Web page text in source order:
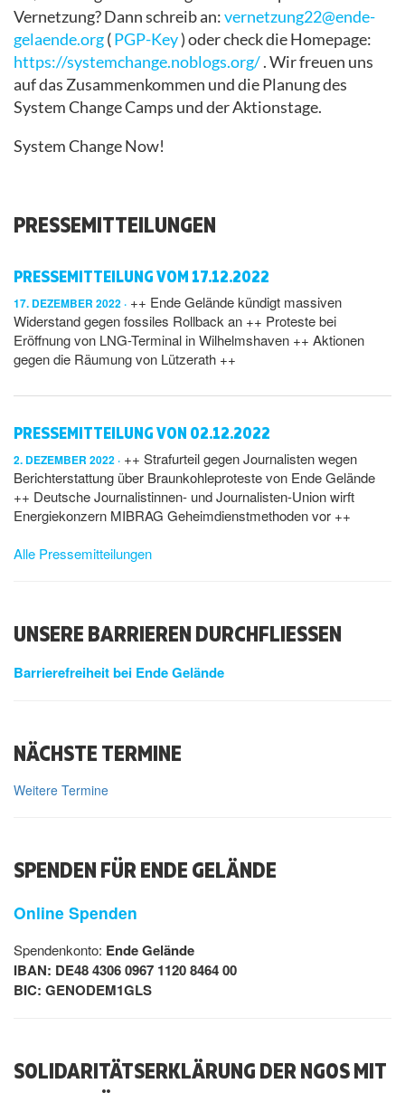
Vernetzung? Dann schreib an:vernetzung22@ende-
gelaende.org(PGP-Key) oder check die Homepage:
https://systemchange.noblogs.org/. Wir freuen uns
auf das Zusammenkommen und die Planung des
System Change Camps und der Aktionstage.
System Change Now!
PRESSEMITTEILUNGEN
PRESSEMITTEILUNG VOM 17.12.2022
17. DEZEMBER 2022
++ Ende Gelände kündigt massiven
Widerstand gegen fossiles Rollback an ++ Proteste bei
Eröffnung von LNG-Terminal in Wilhelmshaven ++ Aktionen
gegen die Räumung von Lützerath ++
PRESSEMITTEILUNG VON 02.12.2022
2. DEZEMBER 2022
++ Strafurteil gegen Journalisten wegen
Berichterstattung über Braunkohleproteste von Ende Gelände
++ Deutsche Journalistinnen- und Journalisten-Union wirft
Energiekonzern MIBRAG Geheimdienstmethoden vor ++
Alle Pressemitteilungen
UNSERE BARRIEREN DURCHFLIESSEN
Barrierefreiheit bei Ende Gelände
NÄCHSTE TERMINE
Weitere Termine
SPENDEN FÜR ENDE GELÄNDE
Online Spenden
Spendenkonto: Ende Gelände
IBAN: DE48 4306 0967 1120 8464 00
BIC: GENODEM1GLS
SOLIDARITÄTSERKLÄRUNG DER NGOS MIT